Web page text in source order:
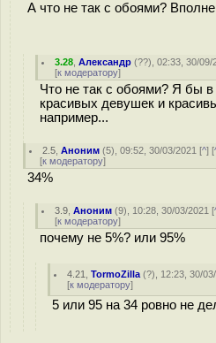
А что не так с обоями?
3.28 ,Александр (??), 02:33, 30/09/
[к модератору]
Что не так с обоями? Я бы
красивых девушек и
например...
2.5 ,Аноним (5), 09:52, 30/03/2021 [^] [
[к модератору]
34%
3.9 ,Аноним (9), 10:28, 30/03/2021 [
[к модератору]
почему не 5%? или 95%
4.21 ,TormoZilla (?), 12:23, 30/
[к модератору]
5 или 95 на 34 ровно не